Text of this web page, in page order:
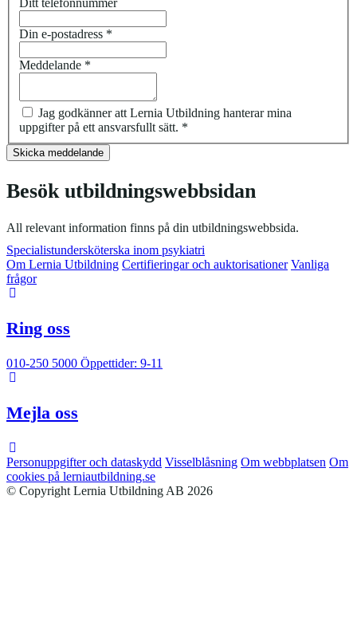
Ditt telefonnummer
Din e-postadress *
Meddelande *
Jag godkänner att Lernia Utbildning hanterar mina
uppgifter på ett ansvarsfullt sätt. *
Besök utbildningswebbsidan
All relevant information finns på din utbildningswebbsida.
Specialistundersköterska inom psykiatri
Om Lernia Utbildning Certifieringar och auktorisationer Vanliga
frågor
Ring oss
010-250 5000 Öppettider: 9-11
Mejla oss
Personuppgifter och dataskydd Visselblåsning Om webbplatsen Om
cookies på lerniautbildning.se
© Copyright Lernia Utbildning AB 2026